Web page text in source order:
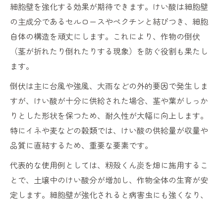
細胞壁を強化する効果が期待できます。けい酸は細胞壁
の主成分であるセルロースやペクチンと結びつき、細胞
自体の構造を頑丈にします。これにより、作物の倒伏
（茎が折れたり倒れたりする現象）を防ぐ役割も果たし
ます。
倒伏は主に台風や強風、大雨などの外的要因で発生しま
すが、けい酸が十分に供給された場合、茎や葉がしっか
りとした形状を保つため、耐久性が大幅に向上します。
特にイネや麦などの穀類では、けい酸の供給量が収量や
品質に直結するため、重要な要素です。
代表的な使用例としては、籾殻くん炭を畑に施用するこ
とで、土壌中のけい酸分が増加し、作物全体の生育が安
定します。細胞壁が強化されると病害虫にも強くなり、